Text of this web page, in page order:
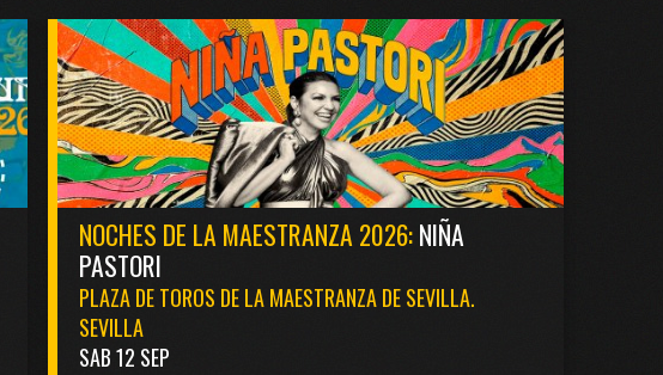
NOCHES DE LA MAESTRANZA 2026:NIÑA
PASTORI
PLAZA DE TOROS DE LA MAESTRANZA DE SEVILLA.
SEVILLA
SAB 12 SEP